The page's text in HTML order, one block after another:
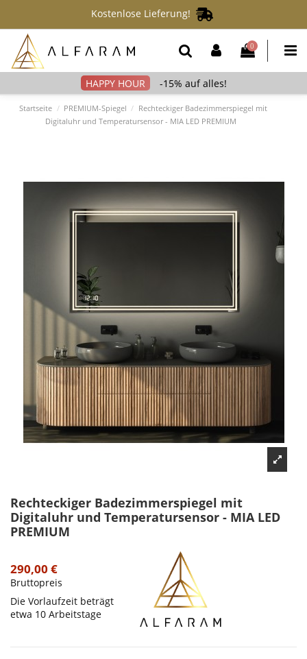
Kostenlose Lieferung!
0
-15% auf alles!
Startseite PREMIUM-Spiegel
Rechteckiger Badezimmerspiegel mit
Digitaluhr und Temperatursensor - MIA LED PREMIUM
Rechteckiger Badezimmerspiegel mit
Digitaluhr und Temperatursensor - MIA LED
PREMIUM
290,00 €
Bruttopreis
Die Vorlaufzeit beträgt
etwa 10 Arbeitstage